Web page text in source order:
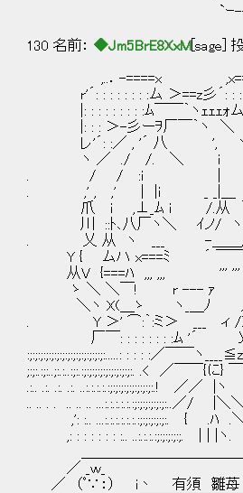
`ｰ--
130 名前： ◆Jm5BrE8XxM [sage]
,..．-====x
r'´: : : : : : : :ム ＞
|: : : : : : : : :ﾑ￣￣｀ヽ
|: : : ＞-彡ーｦ厂
レ'´: :／ , '´ 八 ', ヽ
ヽ ／ ./ /. ＼ i
. / / :i | |i .ﾊ
. ,' , ,' | |i _ _|＿
爪 i ,⊥_ﾑ i /.从 ｀八
川 ::ﾄ､八厂ヽ＼ ｲノ/ ヽ
. 乂 从 ヽ ___ -＿＿, /
Y { ムハ x===ﾐ ´ ￣￣`
从V {===ﾊ ,,, ,,, ''' ''' ヒ
ゝ ＼ ＼￣! r
＼ヽ X(＿ゝ
. Y ＞' ⌒:｀:ミ＞
厂￣: : : : : : :
.:.. .:. .:. .:.
.. .. . . .. .. ..
,': :..
,: : : : : : : :..
／ _ｗ_ _
／ （ﾟ∵：） i丶 有須 雛苺